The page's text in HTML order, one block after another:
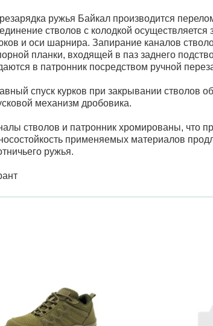
ружья Байкал производится
стволов с колодкой осуществляется
и оси шарнира. Запирание каналов
планки, входящей в паз заднего
в патронник посредством ручной
спуск курков при закрывании стволов
механизм дробовика.
стволов и патронник хромированы, что
применяемых материалов
ружья.